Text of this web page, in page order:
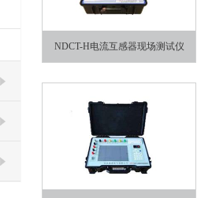
NDCT-H电流互感器现场测试仪